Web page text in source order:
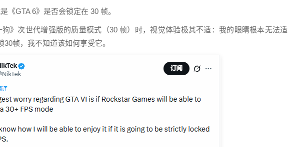
《GTA 6》是否会锁定在 30 帧。
》次世代增强版的质量模式（30 帧）时，视觉体验极其不适：我的眼睛根本无法适
帧，我不知道该如何享受它。